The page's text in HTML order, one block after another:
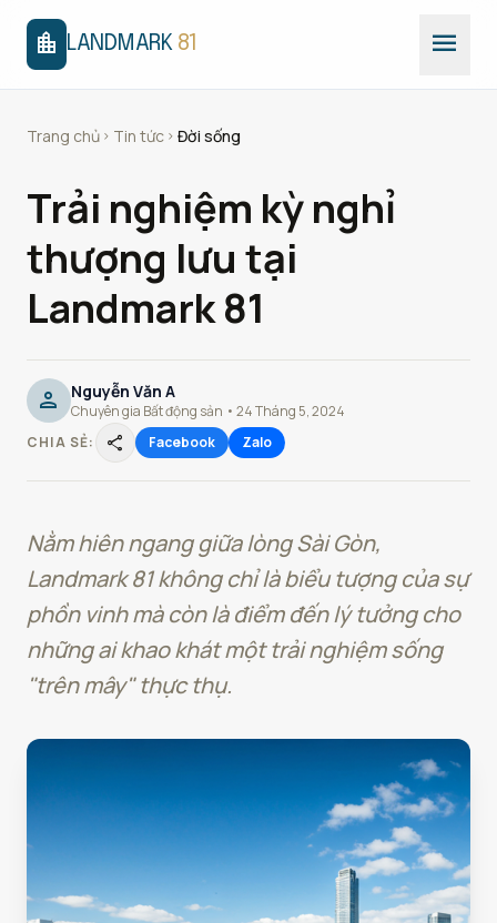
location_city LANDMARK 81 menu
Trang chủ chevron_right Tin tức chevron_right Đời sống
Trải nghiệm kỳ nghỉ
thượng lưu tại
Landmark 81
person Nguyễn Văn A
Chuyên gia Bất động sản • 24 Tháng 5, 2024
CHIA SẺ:
share Facebook Zalo
Nằm hiên ngang giữa lòng Sài Gòn,
Landmark 81 không chỉ là biểu tượng của sự
phồn vinh mà còn là điểm đến lý tưởng cho
những ai khao khát một trải nghiệm sống
"trên mây" thực thụ.